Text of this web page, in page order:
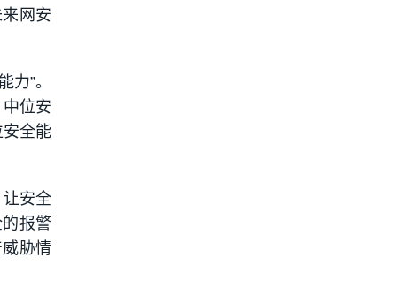
网安
”。
中位安
安全能
安全
报警
胁情